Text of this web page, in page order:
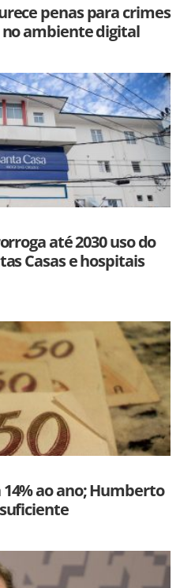
penas para crimes
ambiente digital
até 2030 uso do
Casas e hospitais
ao ano; Humberto